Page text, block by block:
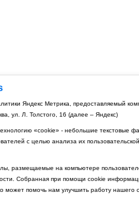
Яндекс Метрика, предоставляемый
ул. Л. Толстого, 16 (далее – Яндекс)
«cookie» - небольшие текстовые
с целью анализа их пользовательской
размещаемые на компьютере
Собранная при помощи cookie
может помочь нам улучшить работу нашего